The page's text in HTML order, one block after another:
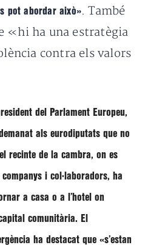
pot abordar això». També
«hi ha una estratègia
contra els valors
del Parlament Europeu,
als eurodiputats que no
recinte de la cambra, on es
i col·laboradors, ha
a casa o a l’hotel on
comunitària. El
ha destacat que «s’estan